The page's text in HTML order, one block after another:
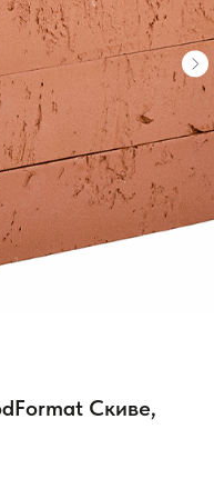
Скиве,